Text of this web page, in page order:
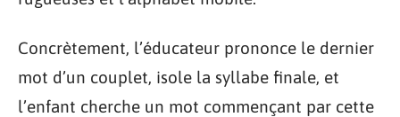
Concrètement, l’éducateur prononce le dernier
mot d’un couplet, isole la syllabe finale, et
l’enfant cherche un mot commençant par cette